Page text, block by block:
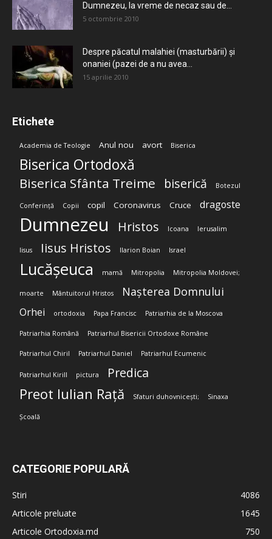
Dumnezeu, la vreme de necaz sau de...
5 octombrie 2010
Despre păcatul malahiei (masturbării) şi
onaniei (pazei de a nu avea...
15 aprilie 2010
Etichete
Academia de Teologie Anul nou avort Biserica
Biserica Ortodoxă
Biserica Sfânta Treime biserică Botezul
Conferință Copii copil Coronavirus Cruce dragoste
Dumnezeu Hristos Icoana Ierusalim
Iisus Iisus Hristos Ilarion Boian Israel
Lucășeuca mamă Mitropolia Mitropolia Moldovei;
moarte Mântuitorul Hristos Nașterea Domnului
Orhei ortodoxia Papa Francisc Patriarhia de la Moscova
Patriarhia Română Patriarhul Bisericii Ortodoxe Române
Patriarhul Chiril Patriarhul Daniel Patriarhul Ecumenic
Patriarhul Kirill pictura Predica
Preot Iulian Rață Sfaturi duhovnicești; Sinaxa
Școală
CATEGORIE POPULARĂ
Stiri
4086
Articole preluate
1645
Articole Ortodoxia.md
750